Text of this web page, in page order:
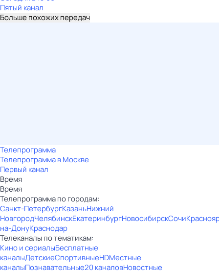
Пятый канал
Больше похожих передач
Телепрограмма
Телепрограмма в Москве
Первый канал
Время
Время
Телепрограмма по городам:
Санкт-ПетербургКазаньНижний
НовгородЧелябинскЕкатеринбургНовосибирскСочи
на-ДонуКраснодар
Телеканалы по тематикам:
Кино и сериалыБесплатные
каналыДетскиеСпортивныеHDМестные
каналыПознавательные20 каналовНовостные